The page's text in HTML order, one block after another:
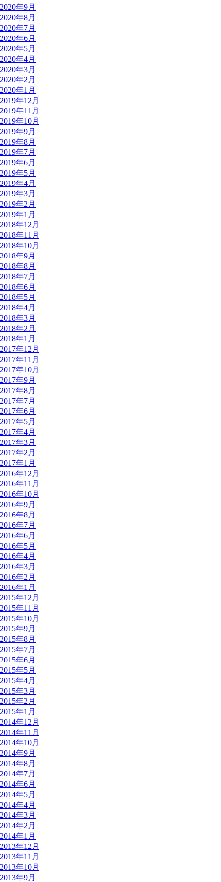
2020年9月
2020年8月
2020年7月
2020年6月
2020年5月
2020年4月
2020年3月
2020年2月
2020年1月
2019年12月
2019年11月
2019年10月
2019年9月
2019年8月
2019年7月
2019年6月
2019年5月
2019年4月
2019年3月
2019年2月
2019年1月
2018年12月
2018年11月
2018年10月
2018年9月
2018年8月
2018年7月
2018年6月
2018年5月
2018年4月
2018年3月
2018年2月
2018年1月
2017年12月
2017年11月
2017年10月
2017年9月
2017年8月
2017年7月
2017年6月
2017年5月
2017年4月
2017年3月
2017年2月
2017年1月
2016年12月
2016年11月
2016年10月
2016年9月
2016年8月
2016年7月
2016年6月
2016年5月
2016年4月
2016年3月
2016年2月
2016年1月
2015年12月
2015年11月
2015年10月
2015年9月
2015年8月
2015年7月
2015年6月
2015年5月
2015年4月
2015年3月
2015年2月
2015年1月
2014年12月
2014年11月
2014年10月
2014年9月
2014年8月
2014年7月
2014年6月
2014年5月
2014年4月
2014年3月
2014年2月
2014年1月
2013年12月
2013年11月
2013年10月
2013年9月